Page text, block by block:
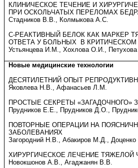
КЛИНИЧЕСКОЕ ТЕЧЕНИЕ И
ПРИ ОСКОЛЬЧАТЫХ ПЕРЕЛОМАХ
Стадников В.В., Колмыкова А.С.
С-РЕАКТИВНЫЙ БЕЛОК КАК МАРКЕР
ОТВЕТА У БОЛЬНЫХ
В
Устьянцева И.М., Хохлова О.И.,
Новые медицинские технологии
ДЕСЯТИЛЕТНИЙ ОПЫТ
Яковлева Н.В., Афанасьев Л.М.
ПРОСТЫЕ СЕКРЕТЫ «ЗАГАДОЧНОГО»
Прудников Е.Е., Прудников Д.О.,
ПОВТОРНЫЕ ОПЕРАЦИИ НА
ЗАБОЛЕВАНИЯХ
Загородний Н.В., Абакиров М.Д., Доценко
ХИРУРГИЧЕСКОЕ ЛЕЧЕНИЕ
Новокшонов А.В., Агаджанян В.В.